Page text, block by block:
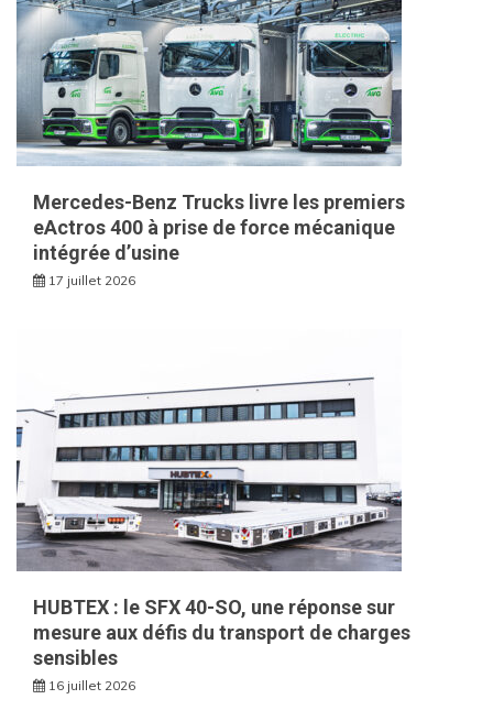
Mercedes-Benz Trucks livre les premiers
eActros 400 à prise de force mécanique
intégrée d’usine
17 juillet 2026
HUBTEX : le SFX 40-SO, une réponse sur
mesure aux défis du transport de charges
sensibles
16 juillet 2026